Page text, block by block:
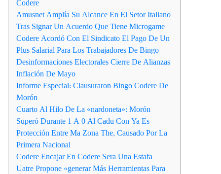
Codere
Amusnet Amplía Su Alcance En El Setor Italiano
Tras Signar Un Acuerdo Que Tiene Microgame
Codere Acordó Con El Sindicato El Pago De Un
Plus Salarial Para Los Trabajadores De Bingo
Desinformaciones Electorales Cierre De Alianzas
Inflación De Mayo
Informe Especial: Clausuraron Bingo Codere De
Morón
Cuarto Al Hilo De La «nardoneta»: Morón
Superó Durante 1 A 0 Al Cadu Con Ya Es
Protección Entre Ma Zona The, Causado Por La
Primera Nacional
Codere Encajar En Codere Sera Una Estafa
Uatre Propone «generar Más Herramientas Para